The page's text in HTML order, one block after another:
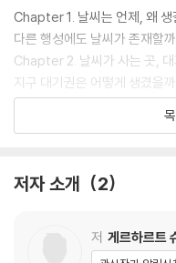
Chapter 1. 날씨는 언제, 왜 생
다른 행성에도 날씨가 존재할
Chapter 2. 날씨가 사는 곳, 대
지구 대기권은 어떻게 생겼을
대기를 구성하는 다양한 기체들
Chapter 3. 푸른 지구의 시작,
Chapter 4. 바람은 왜 불까?
Chapter 5. 날씨를 춤추게 하
저자 소개 2
저 게르하르트